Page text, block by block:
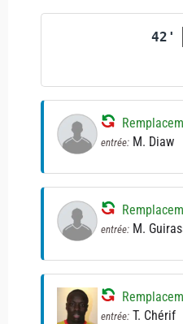
42'
entrée: M. Diaw
entrée: M.
entrée: T. Chérif